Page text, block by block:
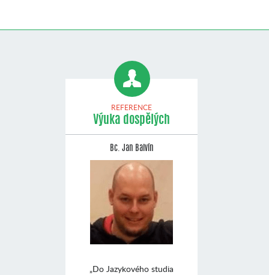
REFERENCE
Výuka dospělých
Bc. Jan Balvín
„Do Jazykového studia